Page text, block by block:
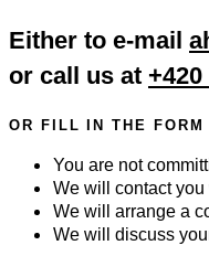
Either to e-mail
or call us at +420
OR FILL IN THE FORM
You are not
We will contact
We will arrange a
We will discuss